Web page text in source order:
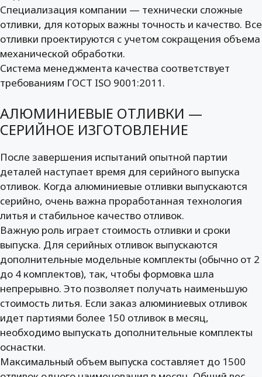
Специализация компании — технически сложные
отливки, для которых важны точность и качество. Все
отливки проектируются с учетом сокращения объема
механической обработки.
Система менеджмента качества соответствует
требованиям ГОСТ ISO 9001:2011.
АЛЮМИНИЕВЫЕ ОТЛИВКИ —
СЕРИЙНОЕ ИЗГОТОВЛЕНИЕ
После завершения испытаний опытной партии
деталей наступает время для серийного выпуска
отливок. Когда алюминиевые отливки выпускаются
серийно, очень важна проработанная технология
литья и стабильное качество отливок.
Важную роль играет стоимость отливки и сроки
выпуска. Для серийных отливок выпускаются
дополнительные модельные комплекты (обычно от 2
до 4 комплектов), так, чтобы формовка шла
непрерывно. Это позволяет получать наименьшую
стоимость литья. Если заказ алюминиевых отливок
идет партиями более 150 отливок в месяц,
необходимо выпускать дополнительные комплекты
оснастки.
Максимальный объем выпуска составляет до 1500